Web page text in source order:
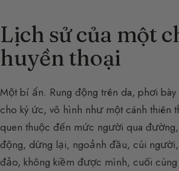
Lịch sử của một
huyền thoại
Một bí ẩn. Rung động trên da, phơi
cho ký ức, vô hình như một cánh thiên
quen thuộc đến mức người qua
động, dừng lại, ngoảnh đầu, cúi
đảo, không kiềm được mình, cuối